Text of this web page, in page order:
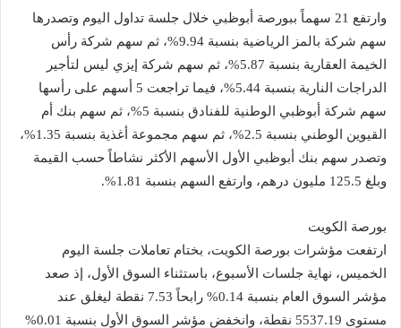
وارتفع 21 سهماً ببورصة أبوظبي خلال جلسة تداول اليوم وتصدرها
سهم شركة بالمز الرياضية بنسبة 9.94%، ثم سهم شركة رأس
الخيمة العقارية بنسبة 5.87%، ثم سهم شركة إيزي ليس لتأجير
الدراجات النارية بنسبة 5.44%، فيما تراجعت 5 أسهم على رأسها
سهم شركة أبوظبي الوطنية للفنادق بنسبة 5%، ثم سهم بنك أم
القيوين الوطني بنسبة 2.5%، ثم سهم مجموعة أغذية بنسبة 1.35%،
وتصدر سهم بنك أبوظبي الأول الأسهم الأكثر نشاطاً حسب القيمة
وبلغ 125.5 مليون درهم، وارتفع السهم بنسبة 1.81%.
بورصة الكويت
ارتفعت مؤشرات بورصة الكويت، بختام تعاملات جلسة اليوم
الخميس، نهاية جلسات الأسبوع، باستثناء السوق الأول، إذ صعد
مؤشر السوق العام بنسبة 0.14% رابحاً 7.53 نقطة ليغلق عند
مستوى 5537.19 نقطة، وانخفض مؤشر السوق الأول بنسبة 0.01%